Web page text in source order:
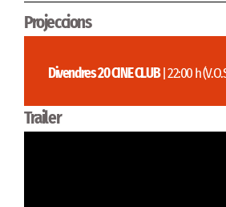
Projeccions
Divendres 20 CINE CLUB| 22:00 h
Trailer